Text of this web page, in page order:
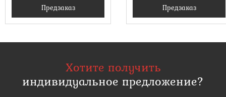
Предзаказ Предзаказ
Хотите получить
индивидуальное предложение?